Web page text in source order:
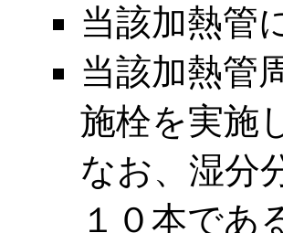
当該加熱管
当該加熱管
施栓を実施
なお、湿分
１０本であ